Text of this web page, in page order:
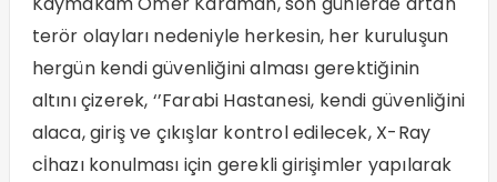
terör olayları nedeniyle herkesin, her kuruluşun
hergün kendi güvenliğini alması gerektiğinin
altını çizerek, ‘’Farabi Hastanesi, kendi güvenliğini
alaca, giriş ve çıkışlar kontrol edilecek, X-Ray
cİhazı konulması için gerekli girişimler yapılarak